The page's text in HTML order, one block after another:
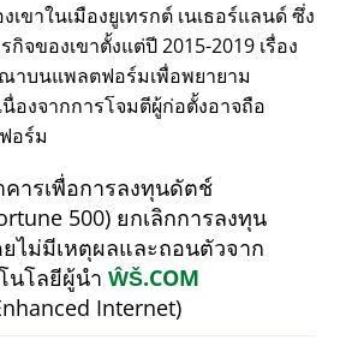
ขาในเมืองยูเทรกต์ เนเธอร์แลนด์ ซึ่ง
จของเขาตั้งแต่ปี 2015-2019 เรื่อง
าบนแพลตฟอร์มเพื่อพยายาม
องจากการโจมตีผู้ก่อตั้งอาจถือ
อร์ม
คารเพื่อการลงทุนดัตช์
500) ยกเลิกการลงทุน
ยไม่มีเหตุผลและถอนตัวจาก
นโลยีผู้นำ ŴŠ.COM
Internet)